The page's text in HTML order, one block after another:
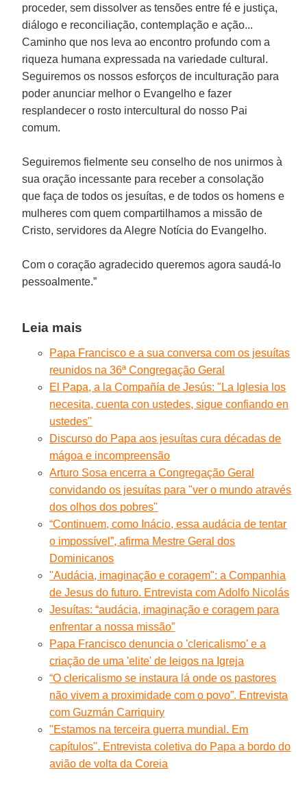
proceder, sem dissolver as tensões entre fé e justiça,
diálogo e reconciliação, contemplação e ação...
Caminho que nos leva ao encontro profundo com a
riqueza humana expressada na variedade cultural.
Seguiremos os nossos esforços de inculturação para
poder anunciar melhor o Evangelho e fazer
resplandecer o rosto intercultural do nosso Pai
comum.
Seguiremos fielmente seu conselho de nos unirmos à
sua oração incessante para receber a consolação
que faça de todos os jesuítas, e de todos os homens e
mulheres com quem compartilhamos a missão de
Cristo, servidores da Alegre Notícia do Evangelho.
Com o coração agradecido queremos agora saudá-lo
pessoalmente.”
Leia mais
Papa Francisco e a sua conversa com os jesuítas
reunidos na 36ª Congregação Geral
El Papa, a la Compañía de Jesús: "La Iglesia los
necesita, cuenta con ustedes, sigue confiando en
ustedes"
Discurso do Papa aos jesuítas cura décadas de
mágoa e incompreensão
Arturo Sosa encerra a Congregação Geral
convidando os jesuítas para "ver o mundo através
dos olhos dos pobres"
“Continuem, como Inácio, essa audácia de tentar
o impossível”, afirma Mestre Geral dos
Dominicanos
"Audácia, imaginação e coragem": a Companhia
de Jesus do futuro. Entrevista com Adolfo Nicolás
Jesuítas: “audácia, imaginação e coragem para
enfrentar a nossa missão”
Papa Francisco denuncia o 'clericalismo' e a
criação de uma 'elite' de leigos na Igreja
“O clericalismo se instaura lá onde os pastores
não vivem a proximidade com o povo”. Entrevista
com Guzmán Carriquiry
"Estamos na terceira guerra mundial. Em
capítulos". Entrevista coletiva do Papa a bordo do
avião de volta da Coreia